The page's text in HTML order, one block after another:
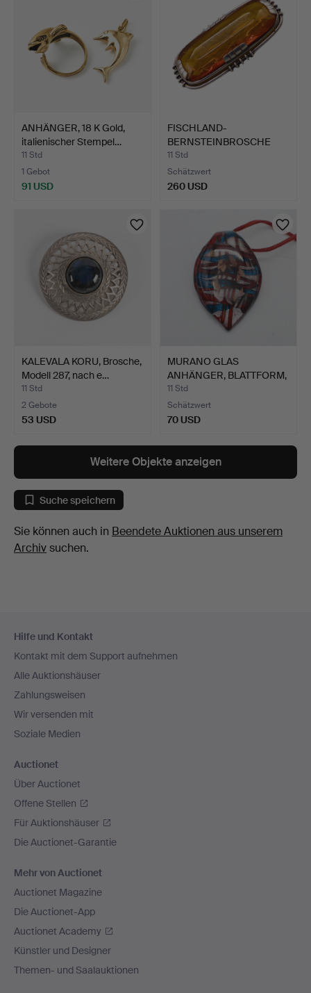
ANHÄNGER, 18 K Gold,
italienischer Stempel…
11 Std
1 Gebot
91 USD
FISCHLAND-
BERNSTEINBROSCHE
UND 835ER SILBE…
11 Std
Schätzwert
260 USD
KALEVALA KORU, Brosche,
Modell 287, nach e…
11 Std
2 Gebote
53 USD
MURANO GLAS
ANHÄNGER, BLATTFORM,
STUDIOGLA…
11 Std
Schätzwert
70 USD
Weitere Objekte anzeigen
Suche speichern
Sie können auch in Beendete Auktionen aus unserem
Archivsuchen.
Navigation
Hilfe und Kontakt
Kontakt mit dem Support aufnehmen
Alle Auktionshäuser
Zahlungsweisen
Wir versenden mit
Soziale Medien
Auctionet
Über Auctionet
Offene Stellen
Für Auktionshäuser
Die Auctionet-Garantie
Mehr von Auctionet
Auctionet Magazine
Die Auctionet-App
Auctionet Academy
Künstler und Designer
Themen- und Saalauktionen